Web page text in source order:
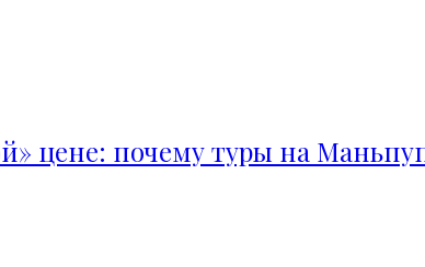
цене: почему туры на